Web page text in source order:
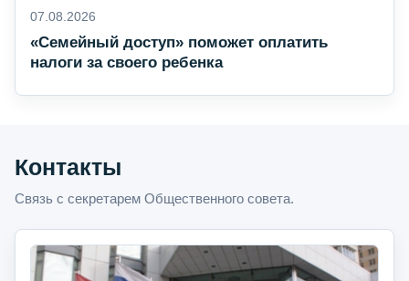
07.08.2026
«Семейный доступ» поможет оплатить
налоги за своего ребенка
Контакты
Связь с секретарем Общественного совета.